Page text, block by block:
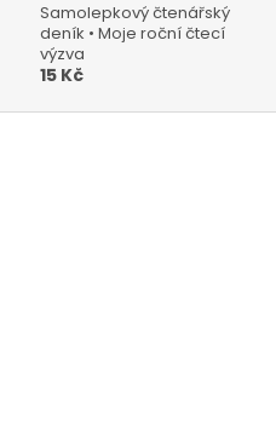
Samolepkový čtenářský
deník • Moje roční čtecí
výzva
15 Kč